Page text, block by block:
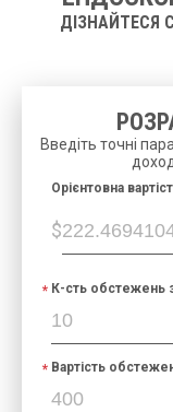
ДІЗНАЙТЕСЯ
Введіть точні
$
Орієнтовна
К-сть обстежень
Вартість